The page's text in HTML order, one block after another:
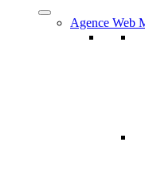
Agence Web